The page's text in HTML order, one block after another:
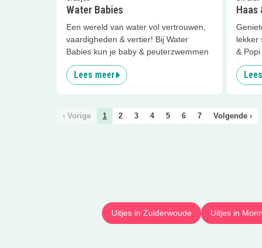
Water Babies
Een wereld van water vol vertrouwen,
vaardigheden & vertier! Bij Water
Babies kun je baby & peuterzwemmen
Lees meer
Haas
lekker
& Popi
‹ Vorige 1 2 3 4 5 6 7 Volgende ›
Uitjes in Zuiderwoude Uitjes in